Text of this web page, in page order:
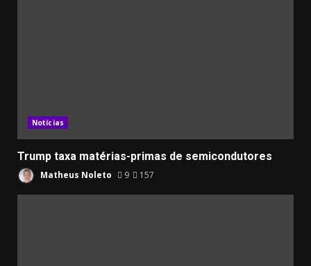
Notícias
Trump taxa matérias-primas de semicondutores
Matheus Noleto 9 157